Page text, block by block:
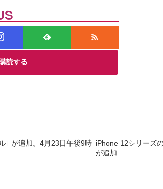
読する
｣ が追加。4月23日午後9時 iPhone 12シリーズ
が追加